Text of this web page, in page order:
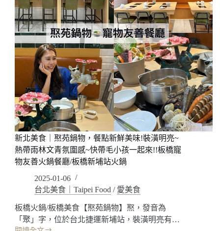
新北美食｜焣苑鍋物，餐點新鮮美味!裝潢明亮~
熱帶雨林文青氛圍感~快帶毛小孩一起來!!板橋寵
物友善火鍋餐廳/板橋新埔站火鍋
2025-01-06
台北美食｜Taipei Food / 愛美食
板橋火鍋/板橋美食【焣苑鍋物】焣，發音為
「聚」字，位於台北捷運新埔站，裝潢明亮有…